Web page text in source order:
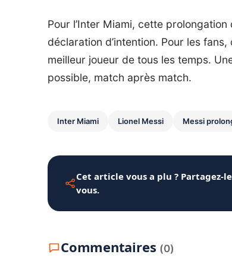
Pour l’Inter Miami, cette
déclaration d’intention. Pour les
meilleur joueur de tous les temps.
possible, match après match.
Inter Miami Lionel Messi Messi
Cet article vous a plu ? Partagez-
vous.
Commentaires (0)